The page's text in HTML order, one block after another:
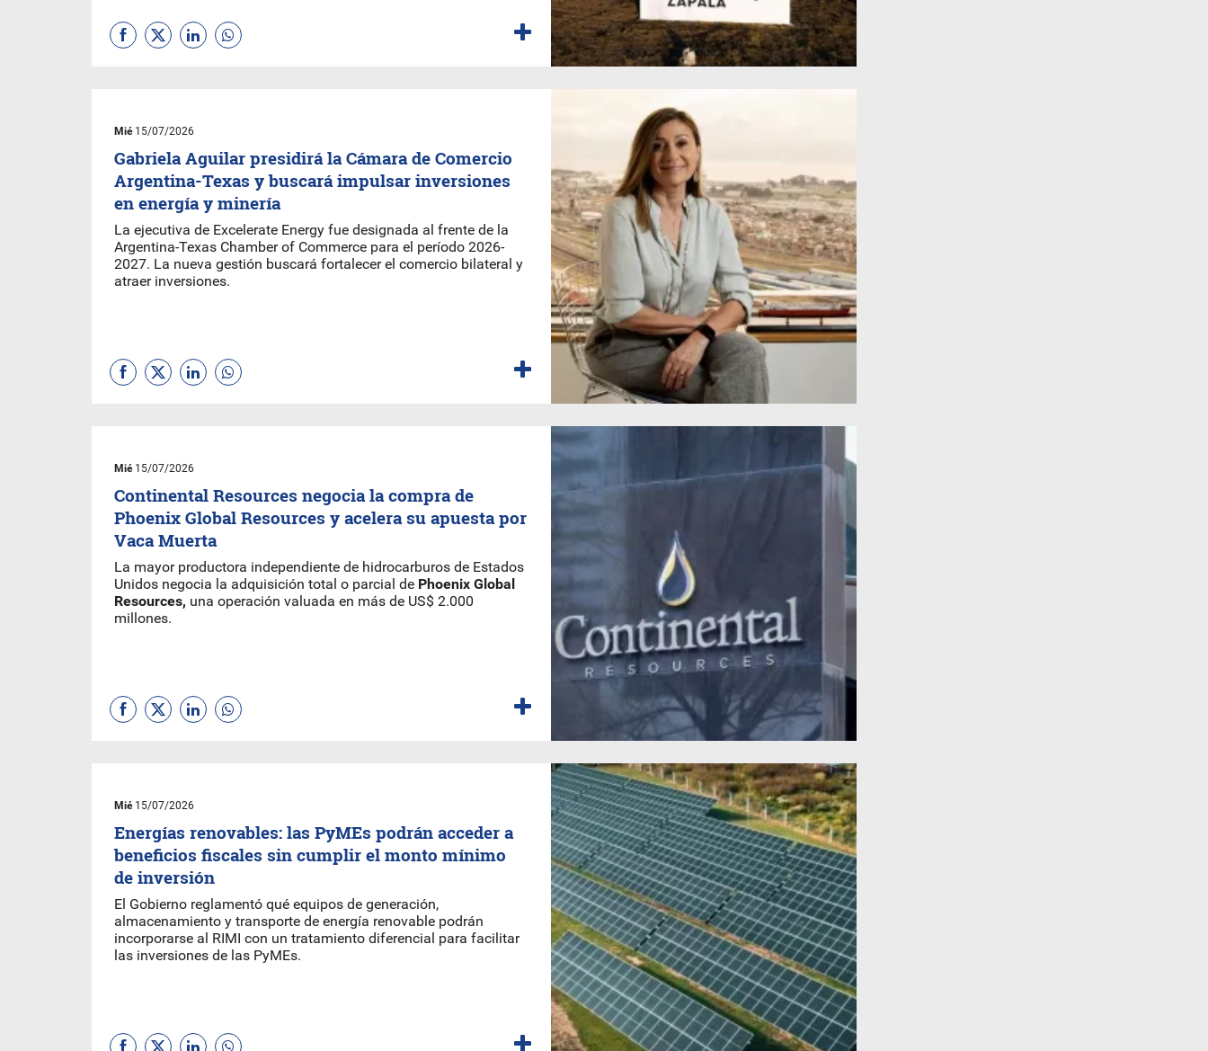
Mié15/07/2026
Gabriela Aguilar presidirá la Cámara de Comercio
Argentina-Texas y buscará impulsar inversiones
en energía y minería
La ejecutiva de Excelerate Energy fue designada al frente de la
Argentina-Texas Chamber of Commerce para el período 2026-
2027. La nueva gestión buscará fortalecer el comercio bilateral y
atraer inversiones.
Mié15/07/2026
Continental Resources negocia la compra de
Phoenix Global Resources y acelera su apuesta por
Vaca Muerta
La mayor productora independiente de hidrocarburos de Estados
Unidos negocia la adquisición total o parcial de Phoenix Global
Resources, una operación valuada en más de US$ 2.000
millones.
Mié15/07/2026
Energías renovables: las PyMEs podrán acceder a
beneficios fiscales sin cumplir el monto mínimo
de inversión
El Gobierno reglamentó qué equipos de generación,
almacenamiento y transporte de energía renovable podrán
incorporarse al RIMI con un tratamiento diferencial para facilitar
las inversiones de las PyMEs.